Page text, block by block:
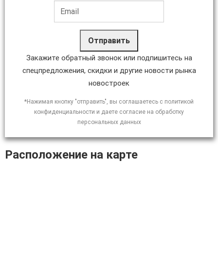
Отправить
Закажите обратный звонок или подпишитесь на
спецпредложения, скидки и другие новости рынка
новостроек
*Нажимая кнопку "отправить", вы соглашаетесь с политикой
конфиденциальности и даете согласие на обработку
персональных данных
Расположение на карте